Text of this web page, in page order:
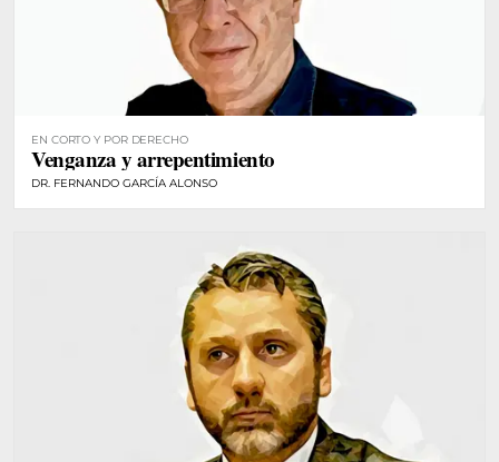
EN CORTO Y POR DERECHO
Venganza y arrepentimiento
DR. FERNANDO GARCÍA ALONSO